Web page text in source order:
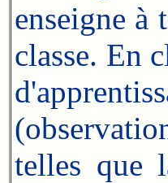
enseigne à
classe. En
telles que